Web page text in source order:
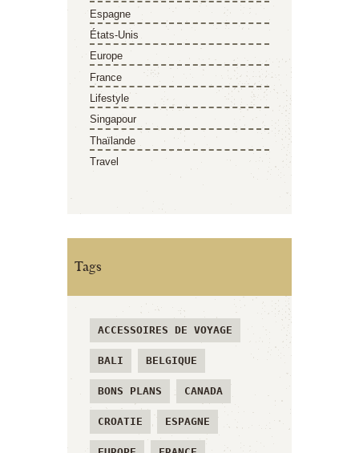
Espagne
États-Unis
Europe
France
Lifestyle
Singapour
Thaïlande
Travel
Tags
ACCESSOIRES DE VOYAGE
BALI BELGIQUE
BONS PLANS CANADA
CROATIE ESPAGNE